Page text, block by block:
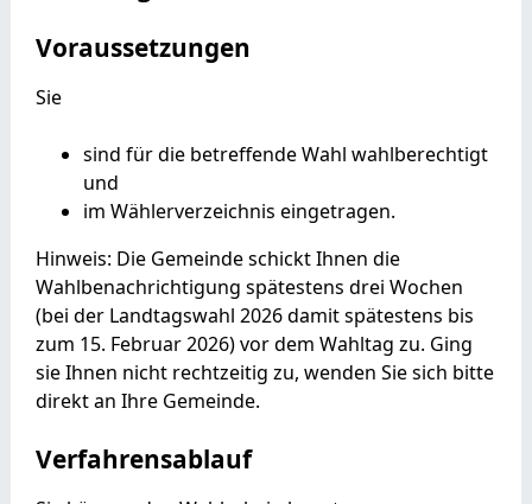
Voraussetzungen
Sie
sind für die betreffende Wahl wahlberechtigt
und
im Wählerverzeichnis eingetragen.
Hinweis: Die Gemeinde schickt Ihnen die
Wahlbenachrichtigung spätestens drei Wochen
(bei der Landtagswahl 2026 damit spätestens bis
zum 15. Februar 2026) vor dem Wahltag zu. Ging
sie Ihnen nicht rechtzeitig zu, wenden Sie sich bitte
direkt an Ihre Gemeinde.
Verfahrensablauf